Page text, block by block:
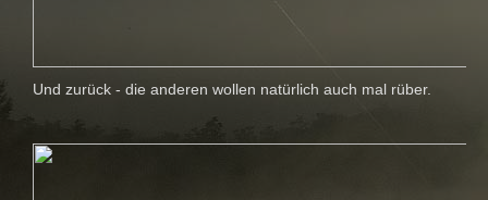
Und zurück - die anderen wollen natürlich auch mal rüber.